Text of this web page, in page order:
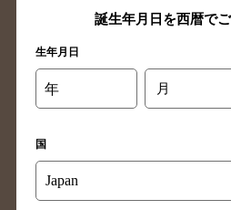
島根県のバー検索
高知県のバー検索
長崎県のバー検索
誕生年月日を西暦でご
生年月日
年 月
国